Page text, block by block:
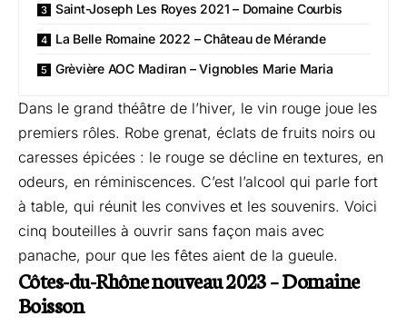
Saint-Joseph Les Royes 2021 – Domaine Courbis
La Belle Romaine 2022 – Château de Mérande
Grèvière AOC Madiran – Vignobles Marie Maria
Dans le grand théâtre de l’hiver, le vin rouge joue les
premiers rôles. Robe grenat, éclats de fruits noirs ou
caresses épicées : le rouge se décline en textures, en
odeurs, en réminiscences. C’est l’alcool qui parle fort
à table, qui réunit les convives et les souvenirs. Voici
cinq bouteilles à ouvrir sans façon mais avec
panache, pour que les fêtes aient de la gueule.
Côtes-du-Rhône nouveau 2023 – Domaine
Boisson